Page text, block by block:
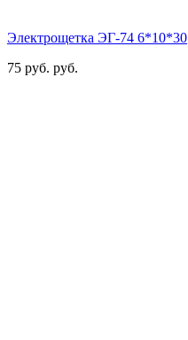
Электрощетка ЭГ-74 6*10*30
75 руб. руб.